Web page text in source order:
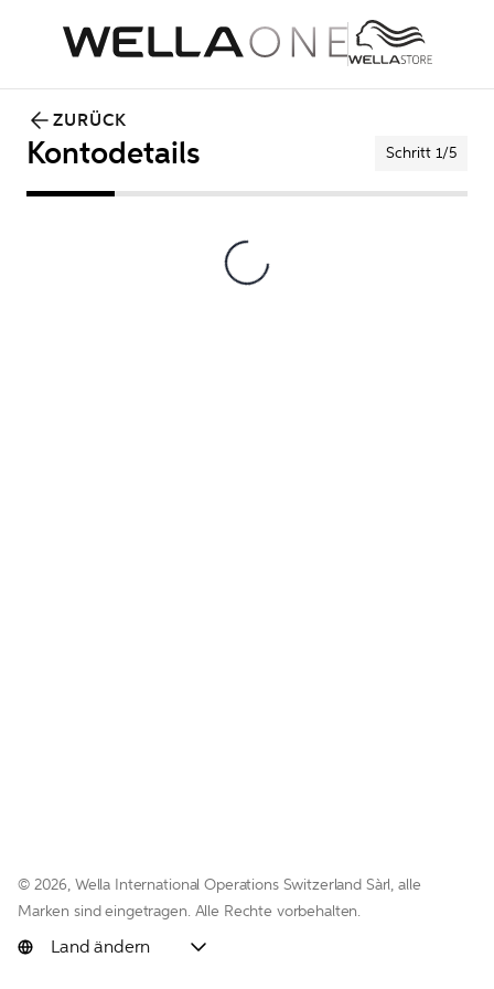
ZURÜCK
Kontodetails Schritt 1/5
© 2026, Wella International Operations Switzerland Sàrl, alle
Marken sind eingetragen. Alle Rechte vorbehalten.